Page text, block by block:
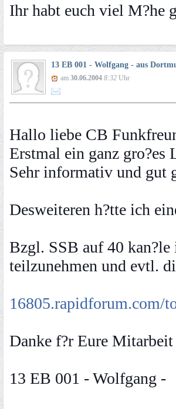
Ihr habt euch viel M?he
13 EB 001 - Wolfgang - aus
am 30.06.2004 8:32 Uhr
Hallo liebe CB
Erstmal ein ganz gro?es
Sehr informativ und gut
Desweiteren h?tte ich
Bzgl. SSB auf 40
teilzunehmen und evtl.
16805.rapidforum.com/
Danke f?r Eure
13 EB 001 - Wolfgang -